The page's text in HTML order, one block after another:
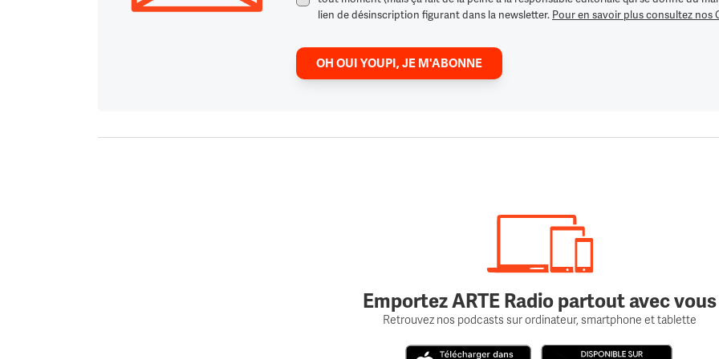
lien de désinscription figurant dans la newsletter. Pour en savoir plus consultez nos
OH OUI YOUPI, JE M'ABONNE
Emportez ARTE Radio partout avec vous
Retrouvez nos podcasts sur ordinateur, smartphone et tablette